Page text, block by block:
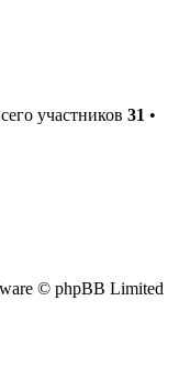
участников 31 •
© phpBB Limited